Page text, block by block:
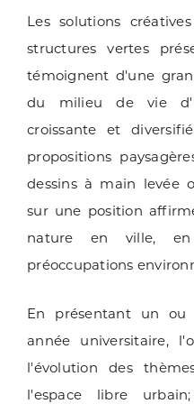
Les solutions
structures vertes
témoignent d'une
du milieu de vie
croissante et
propositions
dessins à main levée
sur une position
nature en ville, en
préoccupations
En présentant un ou
année universitaire,
l'évolution des
l'espace libre